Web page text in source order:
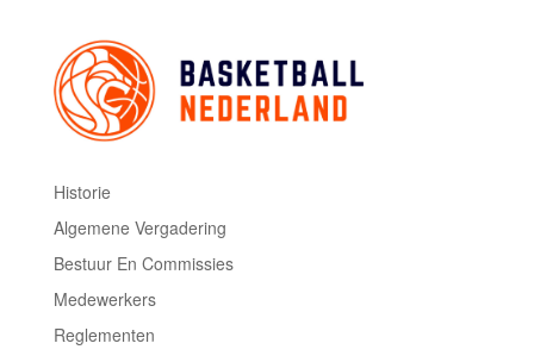
Historie
Algemene Vergadering
Bestuur En Commissies
Medewerkers
Reglementen